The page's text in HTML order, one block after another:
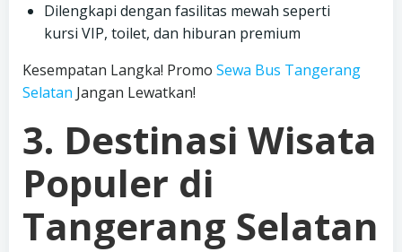
Dilengkapi dengan fasilitas mewah seperti
kursi VIP, toilet, dan hiburan premium
Kesempatan Langka! Promo Sewa Bus Tangerang
Selatan Jangan Lewatkan!
3. Destinasi Wisata
Populer di
Tangerang Selatan